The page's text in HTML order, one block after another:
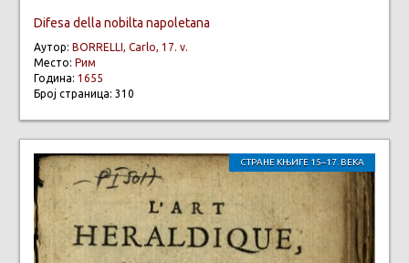
Difesa della nobilta napoletana
Аутор: BORRELLI, Carlo, 17. v.
Место: Рим
Година: 1655
Број страница: 310
СТРАНЕ КЊИГЕ 15–17. ВЕКА